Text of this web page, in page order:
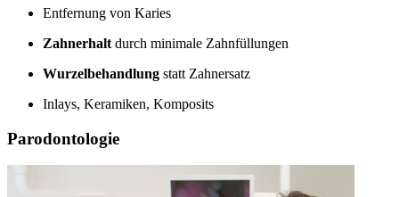
Entfernung von Karies
Zahnerhalt durch minimale Zahnfüllungen
Wurzelbehandlung statt Zahnersatz
Inlays, Keramiken, Komposits
Parodontologie